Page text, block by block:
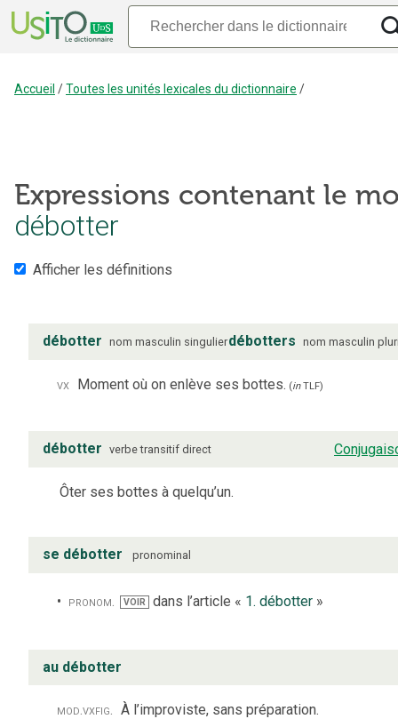
Accueil /Toutes les unités lexicales du dictionnaire /
Expressions contenant le
débotter
Afficher les définitions
débotter nom masculin singulierdébotters nom masculin
vx Moment où on enlève ses bottes. (inTLF)
débotter verbe transitif direct
Ôter ses bottes à quelqu’un.
se débotter pronominal
pronom. VOIR dans l’article « 1. débotter»
au débotter
mod.vxfig. À l’improviste, sans préparation.